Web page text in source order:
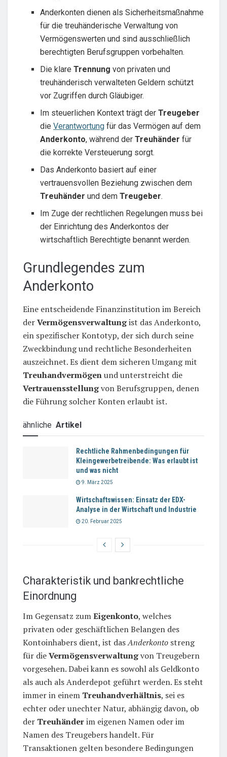
Anderkonten dienen als Sicherheitsmaßnahme
für die treuhänderische Verwaltung von
Vermögenswerten und sind ausschließlich
berechtigten Berufsgruppen vorbehalten.
Die klareTrennung von privaten und
treuhänderisch verwalteten Geldern schützt
vor Zugriffen durch Gläubiger.
Im steuerlichen Kontext trägt derTreugeber
dieVerantwortung für das Vermögen auf dem
Anderkonto, während derTreuhänder für
die korrekte Versteuerung sorgt.
Das Anderkonto basiert auf einer
vertrauensvollen Beziehung zwischen dem
Treuhänder und demTreugeber.
Im Zuge der rechtlichen Regelungen muss bei
der Einrichtung des Anderkontos der
wirtschaftlich Berechtigte benannt werden.
Grundlegendes zum
Anderkonto
Eine entscheidende Finanzinstitution im Bereich
derVermögensverwaltungist das Anderkonto,
ein spezifischer Kontotyp, der sich durch seine
Zweckbindung und rechtliche Besonderheiten
auszeichnet. Es dient dem sicheren Umgang mit
Treuhandvermögenund unterstreicht die
Vertrauensstellungvon Berufsgruppen, denen
die Führung solcher Konten erlaubt ist.
ähnliche Artikel
Rechtliche Rahmenbedingungen für
Kleingewerbetreibende: Was erlaubt ist
und was nicht
9. März 2025
Wirtschaftswissen: Einsatz der EDX-
Analyse in der Wirtschaft und Industrie
20. Februar 2025
Charakteristik und bankrechtliche
Einordnung
Im Gegensatz zumEigenkonto, welches
privaten oder geschäftlichen Belangen des
Kontoinhabers dient, ist dasAnderkonto streng
für dieVermögensverwaltungvon Treugebern
vorgesehen. Dabei kann es sowohl als Geldkonto
als auch als Anderdepot geführt werden. Es steht
immer in einem Treuhandverhältnis, sei es
echter oder unechter Natur, abhängig davon, ob
der Treuhänderim eigenen Namen oder im
Namen des Treugebers handelt. Für
Transaktionen gelten besondere Bedingungen